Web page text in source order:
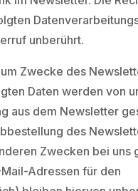
unberührt.
Zwecke des
Daten werden von
aus dem Newsletter
des
Zwecken bei uns
Adressen für den